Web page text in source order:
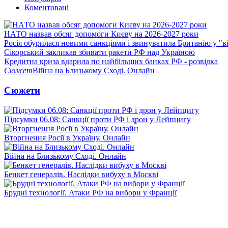
Коментовані
НАТО назвав обсяг допомоги Києву на 2026-2027 роки
Росія обурилася новими санкціями і звинуватила Британію у
Сікорський закликав збивати ракети РФ над Україною
Кредитна криза вдарила по найбільших банках РФ - розвідка
СюжетВійна на Близькому Сході. Онлайн
Сюжети
Підсумки 06.08: Санкції проти РФ і дрон у Лейпцигу
Вторгнення Росії в Україну. Онлайн
Війна на Близькому Сході. Онлайн
Бенкет генералів. Наслідки вибуху в Москві
Брудні технології. Атаки РФ на вибори у Франції